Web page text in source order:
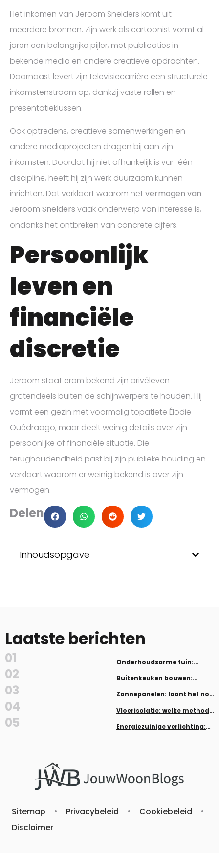
Het inkomen van Jeroom Snelders komt uit
meerdere bronnen. Zijn werk als cartoonist vormt al
jaren een belangrijke pijler, met publicaties in
bekende media en andere creatieve opdrachten.
Daarnaast levert zijn televisiecarrière een structurele
inkomstenstroom op, dankzij vaste rollen en
presentatieklussen.
Ook optredens, creatieve samenwerkingen en
andere mediaprojecten dragen bij aan zijn
inkomsten. Doordat hij niet afhankelijk is van één
discipline, heeft hij zijn werk duurzaam kunnen
inrichten. Dat verklaart waarom hetvermogen van
Jeroom Snelders vaak onderwerp van interesse is,
ondanks het ontbreken van concrete cijfers.
Persoonlijk
leven en
financiële
discretie
Jeroom staat erom bekend zijn privéleven
grotendeels buiten de schijnwerpers te houden. Hij
vormt een gezin met voormalig topatlete Élodie
Ouédraogo, maar deelt weinig details over zijn
persoonlijke of financiële situatie. Die
terughoudendheid past bij zijn publieke houding en
verklaart waarom er weinig bekend is over zijn
vermogen.
Delen
Inhoudsopgave
Laatste berichten
01
Onderhoudsarme tuin:
werk
02
Buitenkeuken bouwen:
03
Zonnepanelen: loont het nog
04
Vloerisolatie: welke methode
05
Energiezuinige verlichting:
Sitemap • Privacybeleid • Cookiebeleid
•
Disclaimer